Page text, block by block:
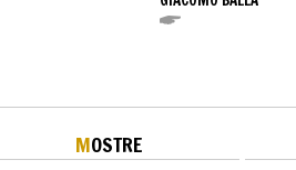
MOSTRE